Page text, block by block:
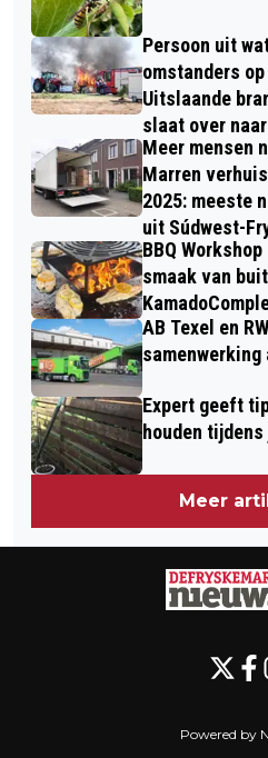
Persoon uit
omstanders
Uitslaande
slaat over
Meer mensen
Marren
2025: meeste
uit Súdwest-
BBQ
smaak van
AB Texel en
Expert geeft
houden
Meer
Powered by